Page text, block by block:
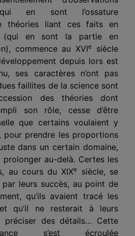
en sont l’ossature
théories liant ces faits en
(qui en sont la partie en
commence au XVIe
siècle
depuis lors est
ses caractères n’ont pas
faillites de la science sont
des théories dont
son rôle, cesse d’être
que certains voulaient y
pour prendre les proportions
dans un certain domaine,
prolonger au-delà. Certes les
au cours du XIXe
siècle, se
leurs succès, au point de
qu’ils avaient tracé les
qu’il ne resterait à leurs
préciser des détails… Cette
s’est écroulée